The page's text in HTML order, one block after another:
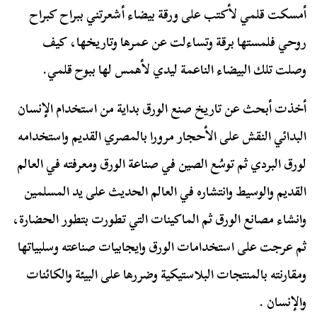
أمسكت قلمي لأكتب على ورقة بيضاء أشعرتني ببراح كبراح
روحي فلمستها برقة وتساءلت عن عمرها وتاريخها، كيف
وصلت تلك البيضاء الناعمة ليدي لأهمس لها ببوح قلمي.
أخذت أبحث عن تاريخ صنع الورق بداية من استخدام الإنسان
البدائي النقش على الأحجار مرورا بالمصري القديم واستخدامه
لورق البردي ثم توسُع الصين في صناعة الورق ومعرفته في العالم
القديم والوسيط وانتشاره في العالم الحديث على يد المسلمين
وانشاء مصانع الورق ثم الماكينات التي تطورت بتطور الحضارة،
ثم عرجت على استخدامات الورق وايجابيات صناعته وسلبياتها
ومقارنته بالمنتجات البلاستيكية وضررها على البيئة والكائنات
والإنسان .